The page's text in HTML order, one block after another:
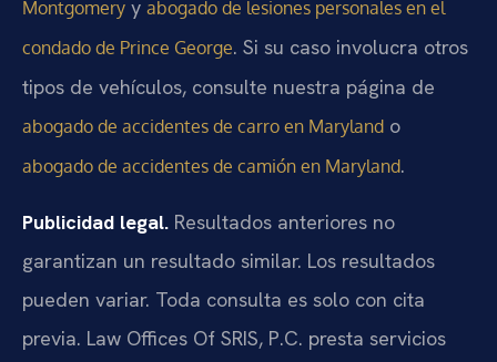
Montgomery y abogado de lesiones personales en el
condado de Prince George. Si su caso involucra otros
tipos de vehículos, consulte nuestra página de
abogado de accidentes de carro en Maryland o
abogado de accidentes de camión en Maryland.
Publicidad legal. Resultados anteriores no
garantizan un resultado similar. Los resultados
pueden variar. Toda consulta es solo con cita
previa. Law Offices Of SRIS, P.C. presta servicios